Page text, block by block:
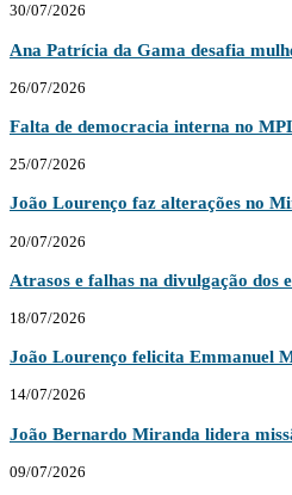
30/07/2026
Ana Patrícia da Gama desafia
26/07/2026
Falta de democracia interna no
25/07/2026
João Lourenço faz alterações no
20/07/2026
Atrasos e falhas na divulgação dos
18/07/2026
João Lourenço felicita Emmanuel
14/07/2026
João Bernardo Miranda lidera
09/07/2026